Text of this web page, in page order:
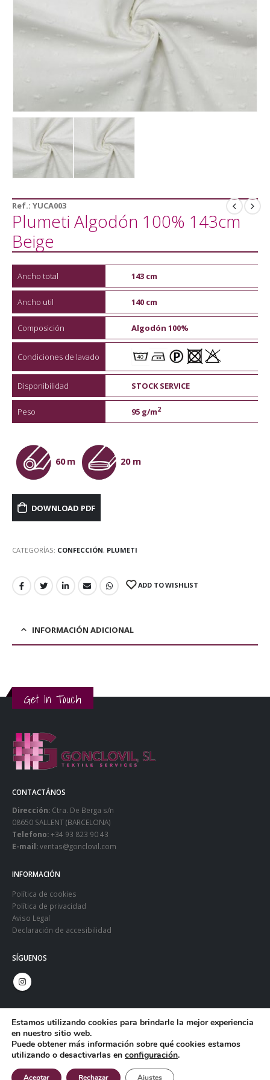
Ref.: YUCA003
Plumeti Algodón 100% 143cm
Beige
Ancho total 143 cm
Ancho util 140 cm
Composición Algodón 100%
Condiciones de lavado
Disponibilidad STOCK SERVICE
Peso 95 g/m2
60 m 20 m
DOWNLOAD PDF
CATEGORÍAS: CONFECCIÓN, PLUMETI
ADD TO WISHLIST
INFORMACIÓN ADICIONAL
Get In Touch
CONTACTÁNOS
Dirección: Ctra. De Berga s/n
08650 SALLENT (BARCELONA)
Telefono:+34 93 823 90 43
E-mail:ventas@gonclovil.com
INFORMACIÓN
Política de cookies
Política de privacidad
Aviso Legal
Declaración de accesibilidad
SÍGUENOS
© Copyright 2024. Gonclovil - Web: Infoactiva't
Estamos utilizando cookies para brindarle la mejor experiencia
en nuestro sitio web.
Puede obtener más información sobre qué cookies estamos
utilizando o desactivarlas en configuración.
Aceptar Rechazar Ajustes